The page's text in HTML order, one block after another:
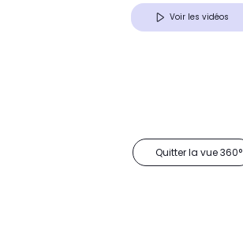
Voir les vidéos
Quitter la vue 360°